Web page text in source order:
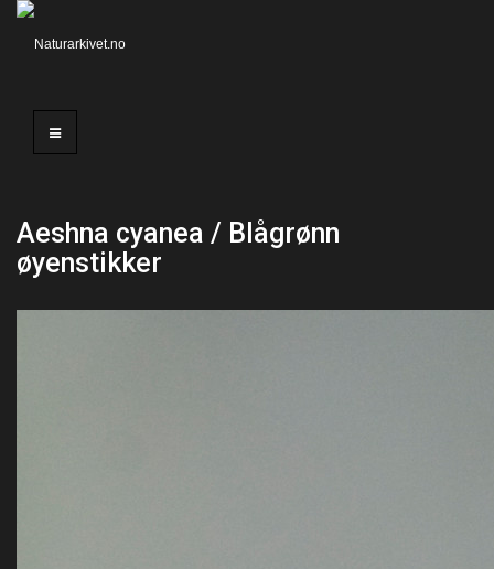
Aeshna cyanea / Blågrønn
øyenstikker